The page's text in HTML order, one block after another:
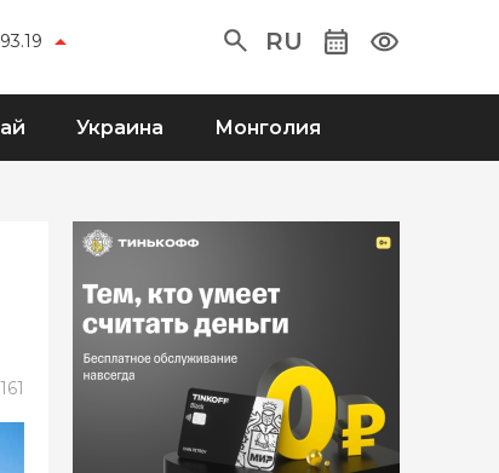
93.19 RU
Украина Монголия
161